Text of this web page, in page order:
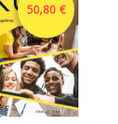
50,80 €